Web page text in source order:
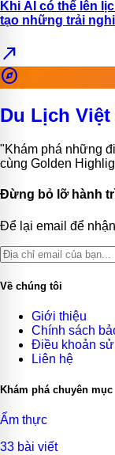
Khi AI có thể lên
tạo những trải
north_east
explore
Du Lịch Việt
"Khám phá những
cùng Golden
Đừng bỏ lỡ hành
Để lại email để
Về chúng tôi
Giới thiệu
Chính sách
Điều khoản
Liên hệ
Khám phá chuyên mục
Ẩm thực
33 bài viết